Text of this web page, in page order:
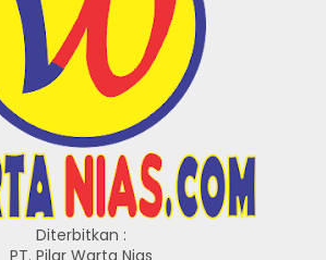
Diterbitkan :
PT. Pilar Warta Nias